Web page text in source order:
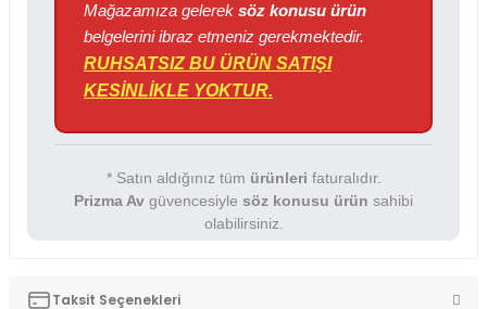
Mağazamıza gelerek söz konusu ürün
belgelerini ibraz etmeniz gerekmektedir.
RUHSATSIZ BU ÜRÜN SATIŞI
KESİNLİKLE YOKTUR.
* Satın aldığınız tüm ürünleri faturalıdır.
Prizma Av güvencesiyle söz konusu ürün sahibi
olabilirsiniz.
Taksit Seçenekleri